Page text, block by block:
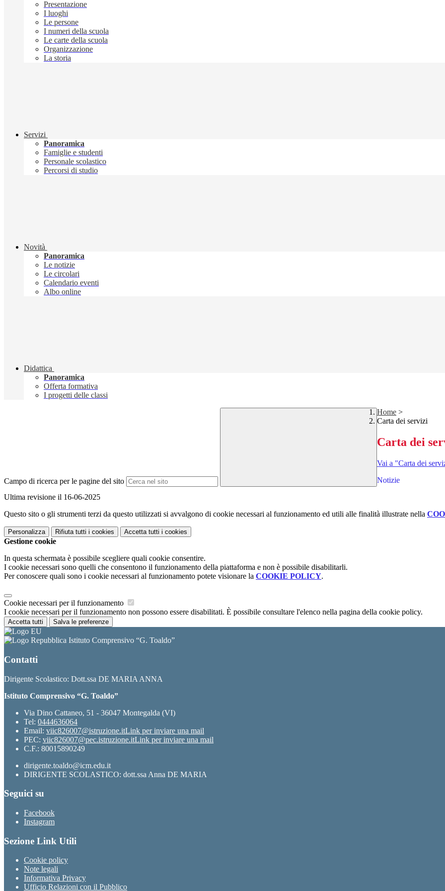
Presentazione
I luoghi
Le persone
I numeri della scuola
Le carte della scuola
Organizzazione
La storia
Servizi
Panoramica
Famiglie e studenti
Personale scolastico
Percorsi di studio
Novità
Panoramica
Le notizie
Le circolari
Calendario eventi
Albo online
Didattica
Panoramica
Offerta formativa
I progetti delle classi
Campo di ricerca per le pagine del sito
Home >
Carta dei servizi
Carta dei
Vai a "Carta dei
Notizie
Ultima revisione il 16-06-2025
Questo sito o gli strumenti terzi da questo utilizzati si avvalgono di cookie necessari al funzionamento ed utili alle finalità illustrate nella
Personalizza Rifiuta tutti i cookies Accetta tutti i cookies
Gestione cookie
In questa schermata è possibile scegliere quali cookie consentire.
I cookie necessari sono quelli che consentono il funzionamento della piattaforma e non è possibile disabilitarli.
Per conoscere quali sono i cookie necessari al funzionamento potete visionare la COOKIE POLICY.
Cookie necessari per il funzionamento
I cookie necessari per il funzionamento non possono essere disabilitati. È possibile consultare l'elenco nella pagina della cookie policy.
Accetta tutti Salva le preferenze
Istituto Comprensivo “G. Toaldo”
Contatti
Dirigente Scolastico: Dott.ssa DE MARIA ANNA
Istituto Comprensivo “G. Toaldo”
Via Dino Cattaneo, 51 - 36047 Montegalda (VI)
Tel: 0444636064
Email: viic826007@istruzione.itLink per inviare una mail
PEC: viic826007@pec.istruzione.itLink per inviare una mail
C.F.: 80015890249
dirigente.toaldo@icm.edu.it
DIRIGENTE SCOLASTICO: dott.ssa Anna DE MARIA
Seguici su
Facebook
Instagram
Sezione Link Utili
Cookie policy
Note legali
Informativa Privacy
Ufficio Relazioni con il Pubblico